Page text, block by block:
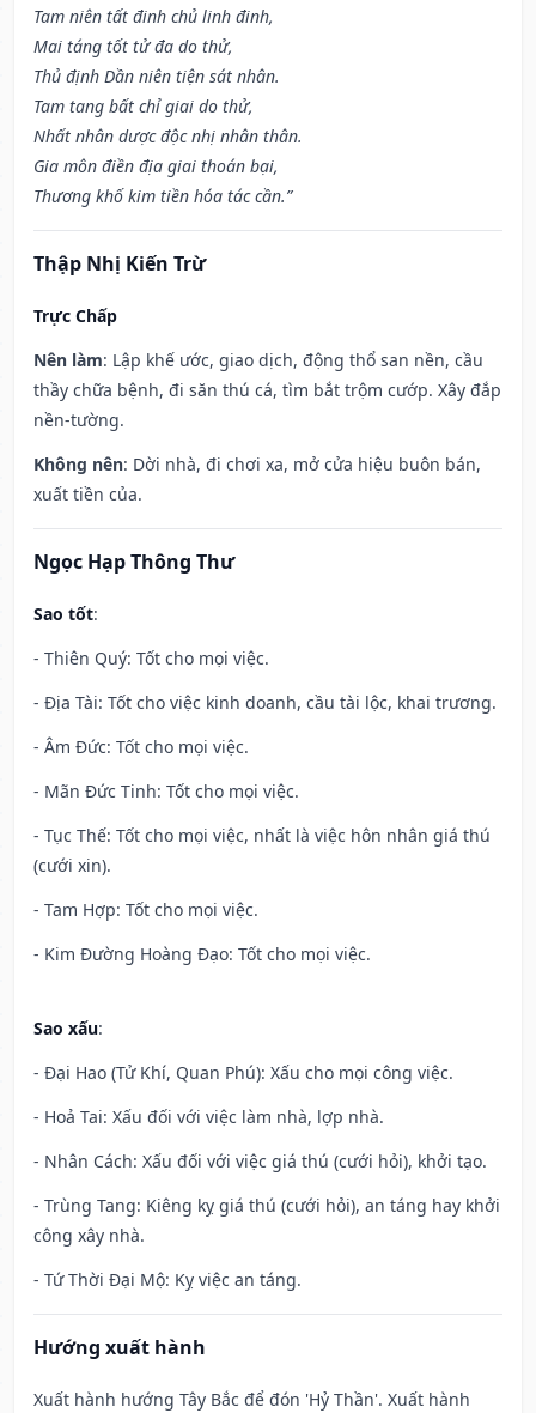
Tam niên tất đinh chủ linh đinh,
Mai táng tốt tử đa do thử,
Thủ định Dần niên tiện sát nhân.
Tam tang bất chỉ giai do thử,
Nhất nhân dược độc nhị nhân thân.
Gia môn điền địa giai thoán bại,
Thương khố kim tiền hóa tác cần.”
Thập Nhị Kiến Trừ
Trực Chấp
Nên làm: Lập khế ước, giao dịch, động thổ san nền, cầu
thầy chữa bệnh, đi săn thú cá, tìm bắt trộm cướp. Xây đắp
nền-tường.
Không nên: Dời nhà, đi chơi xa, mở cửa hiệu buôn bán,
xuất tiền của.
Ngọc Hạp Thông Thư
Sao tốt:
- Thiên Quý: Tốt cho mọi việc.
- Địa Tài: Tốt cho việc kinh doanh, cầu tài lộc, khai trương.
- Âm Đức: Tốt cho mọi việc.
- Mãn Đức Tinh: Tốt cho mọi việc.
- Tục Thế: Tốt cho mọi việc, nhất là việc hôn nhân giá thú
(cưới xin).
- Tam Hợp: Tốt cho mọi việc.
- Kim Đường Hoàng Đạo: Tốt cho mọi việc.
Sao xấu:
- Đại Hao (Tử Khí, Quan Phú): Xấu cho mọi công việc.
- Hoả Tai: Xấu đối với việc làm nhà, lợp nhà.
- Nhân Cách: Xấu đối với việc giá thú (cưới hỏi), khởi tạo.
- Trùng Tang: Kiêng kỵ giá thú (cưới hỏi), an táng hay khởi
công xây nhà.
- Tứ Thời Đại Mộ: Kỵ việc an táng.
Hướng xuất hành
Xuất hành hướng Tây Bắc để đón 'Hỷ Thần'. Xuất hành